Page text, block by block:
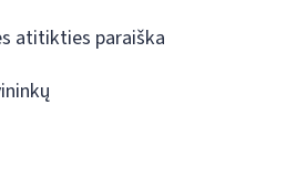
atitikties paraiška